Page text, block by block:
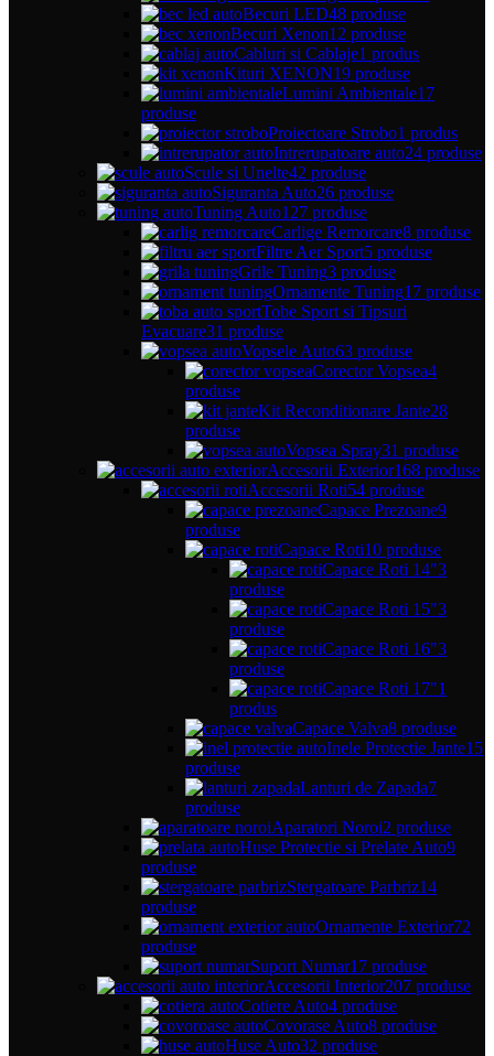
Becuri LED48 produse
Becuri Xenon12 produse
Cabluri si Cablaje1 produs
Kituri XENON19 produse
Lumini Ambientale17
produse
Proiectoare Strobo1 produs
Intrerupatoare auto24 produse
Scule si Unelte42 produse
Siguranta Auto26 produse
Tuning Auto127 produse
Carlige Remorcare8 produse
Filtre Aer Sport5 produse
Grile Tuning3 produse
Ornamente Tuning17 produse
Tobe Sport si Tipsuri
Evacuare31 produse
Vopsele Auto63 produse
Corector Vopsea4
produse
Kit Reconditionare Jante28
produse
Vopsea Spray31 produse
Accesorii Exterior168 produse
Accesorii Roti54 produse
Capace Prezoane9
produse
Capace Roti10 produse
Capace Roti 14"3
produse
Capace Roti 15"3
produse
Capace Roti 16"3
produse
Capace Roti 17"1
produs
Capace Valva8 produse
Inele Protectie Jante15
produse
Lanturi de Zapada7
produse
Aparatori Noroi2 produse
Huse Protectie si Prelate Auto9
produse
Stergatoare Parbriz14
produse
Ornamente Exterior72
produse
Suport Numar17 produse
Accesorii Interior207 produse
Cotiere Auto4 produse
Covorase Auto8 produse
Huse Auto32 produse